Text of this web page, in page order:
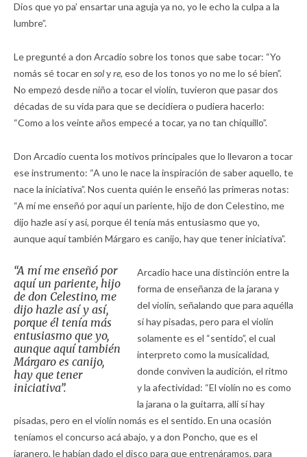
Dios que yo pa’ ensartar una aguja ya no, yo le echo la culpa a la
lumbre”.
Le pregunté a don Arcadio sobre los tonos que sabe tocar: “Yo
nomás sé tocar en solyre, eso de los tonos yo no me lo sé bien”.
No empezó desde niño a tocar el violín, tuvieron que pasar dos
décadas de su vida para que se decidiera o pudiera hacerlo:
“Como a los veinte años empecé a tocar, ya no tan chiquillo”.
Don Arcadio cuenta los motivos principales que lo llevaron a tocar
ese instrumento: “A uno le nace la inspiración de saber aquello, te
nace la iniciativa”. Nos cuenta quién le enseñó las primeras notas:
“A mí me enseñó por aquí un pariente, hijo de don Celestino, me
dijo hazle así y así, porque él tenía más entusiasmo que yo,
aunque aquí también Márgaro es canijo, hay que tener iniciativa”.
“A mí me enseñó por
aquí un pariente, hijo
de don Celestino, me
dijo hazle así y así,
porque él tenía más
entusiasmo que yo,
aunque aquí también
Márgaro es canijo,
hay que tener
iniciativa”.
Arcadio hace una distinción entre la
forma de enseñanza de la jarana y
del violín, señalando que para aquélla
sí hay pisadas, pero para el violín
solamente es el “sentido”, el cual
interpreto como la musicalidad,
donde conviven la audición, el ritmo
y la afectividad: “El violín no es como
la jarana o la guitarra, allí sí hay
pisadas, pero en el violín nomás es el sentido. En una ocasión
teníamos el concurso acá abajo, y a don Poncho, que es el
jaranero, le habían dado el disco para que entrenáramos, para